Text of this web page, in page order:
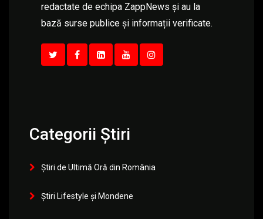
redactate de echipa ZappNews și au la
bază surse publice și informații verificate.
Categorii Știri
Știri de Ultimă Oră din România
Știri Lifestyle și Mondene